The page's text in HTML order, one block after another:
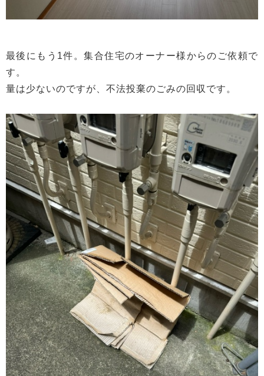
最後にもう1件。集合住宅のオーナー様からのご依頼で
す。
量は少ないのですが、不法投棄のごみの回収です。